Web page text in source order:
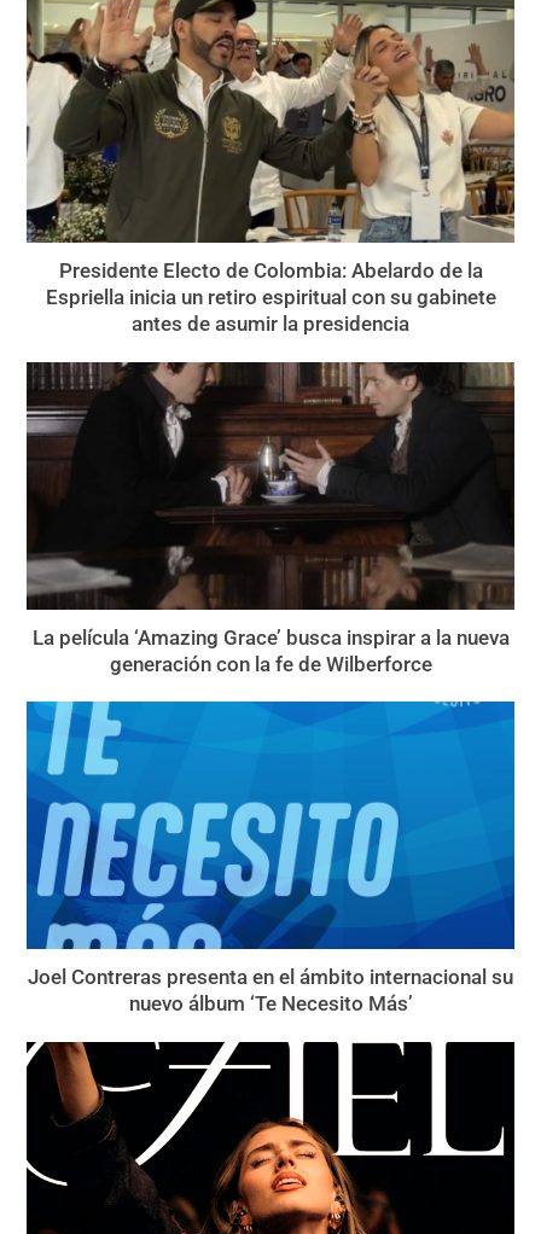
Presidente Electo de Colombia: Abelardo de la
Espriella inicia un retiro espiritual con su gabinete
antes de asumir la presidencia
La película ‘Amazing Grace’ busca inspirar a la nueva
generación con la fe de Wilberforce
Joel Contreras presenta en el ámbito internacional su
nuevo álbum ‘Te Necesito Más’